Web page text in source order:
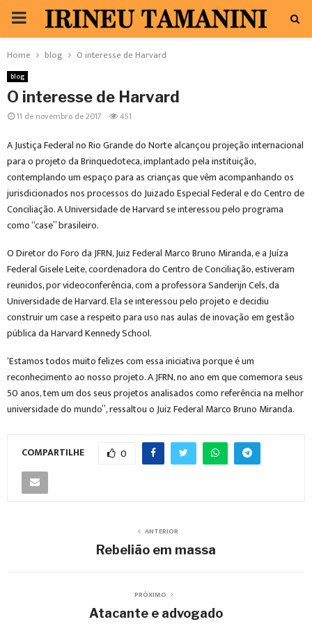
PRIMARY
MENU
Home blog O interesse de Harvard
blog
O interesse de Harvard
11 de novembro de 2017 451
A Justiça Federal no Rio Grande do Norte alcançou projeção internacional
para o projeto da Brinquedoteca, implantado pela instituição,
contemplando um espaço para as crianças que vêm acompanhando os
jurisdicionados nos processos do Juizado Especial Federal e do Centro de
Conciliação. A Universidade de Harvard se interessou pelo programa
como “case” brasileiro.
O Diretor do Foro da JFRN, Juiz Federal Marco Bruno Miranda, e a Juíza
Federal Gisele Leite, coordenadora do Centro de Conciliação, estiveram
reunidos, por videoconferência, com a professora Sanderijn Cels, da
Universidade de Harvard. Ela se interessou pelo projeto e decidiu
construir um case a respeito para uso nas aulas de inovação em gestão
pública da Harvard Kennedy School.
‘Estamos todos muito felizes com essa iniciativa porque é um
reconhecimento ao nosso projeto. A JFRN, no ano em que comemora seus
50 anos, tem um dos seus projetos analisados como referência na melhor
universidade do mundo”, ressaltou o Juiz Federal Marco Bruno Miranda.
COMPARTILHE 0
ANTERIOR
Rebelião em massa
PRÓXIMO
Atacante e advogado